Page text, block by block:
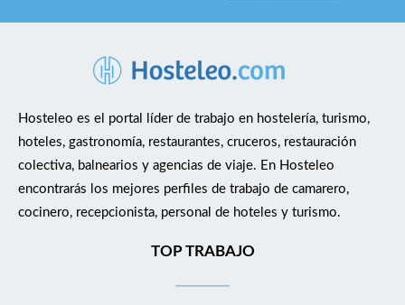
Hosteleo es el portal líder de trabajo en hostelería, turismo,
hoteles, gastronomía, restaurantes, cruceros, restauración
colectiva, balnearios y agencias de viaje. En Hosteleo
encontrarás los mejores perfiles de trabajo de camarero,
cocinero, recepcionista, personal de hoteles y turismo.
TOP TRABAJO